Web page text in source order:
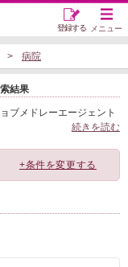
メニュー
登録する
病院
結果
ブメドレーエージェント
続きを読む
+条件を変更する